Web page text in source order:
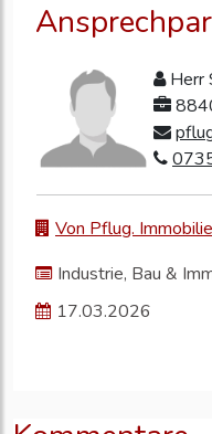
Herr
Von Pflug.
Industrie, Bau &
17.03.2026